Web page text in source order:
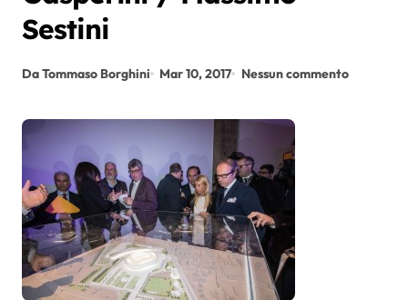
Sestini
Da Tommaso Borghini Mar 10, 2017 Nessun commento